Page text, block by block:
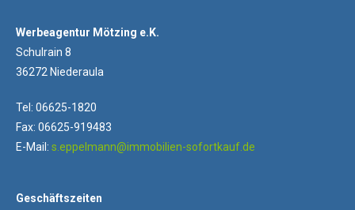
Werbeagentur Mötzing e.K.
Schulrain 8
36272 Niederaula
Tel: 06625-1820
Fax: 06625-919483
E-Mail: s.eppelmann@immobilien-sofortkauf.de
Geschäftszeiten